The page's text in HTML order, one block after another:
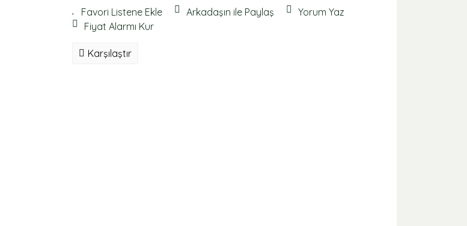
Arkadaşın ile Paylaş
Yorum Yaz
Fiyat Alarmı Kur
Karşılaştır